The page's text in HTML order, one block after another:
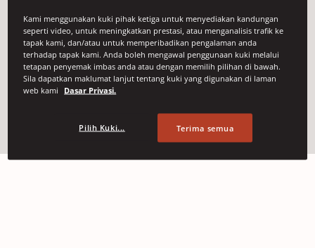
Acara
Butiran Acara
Kami menggunakan kuki pihak ketiga untuk menyediakan kandungan
seperti video, untuk meningkatkan prestasi, atau menganalisis trafik ke
tapak kami, dan/atau untuk memperibadikan pengalaman anda
terhadap tapak kami. Anda boleh mengawal penggunaan kuki melalui
tetapan penyemak imbas anda atau dengan memilih pilihan di bawah.
Sila dapatkan maklumat lanjut tentang kuki yang digunakan di laman
web kami
Dasar Privasi.
Pilih Kuki... Terima semua